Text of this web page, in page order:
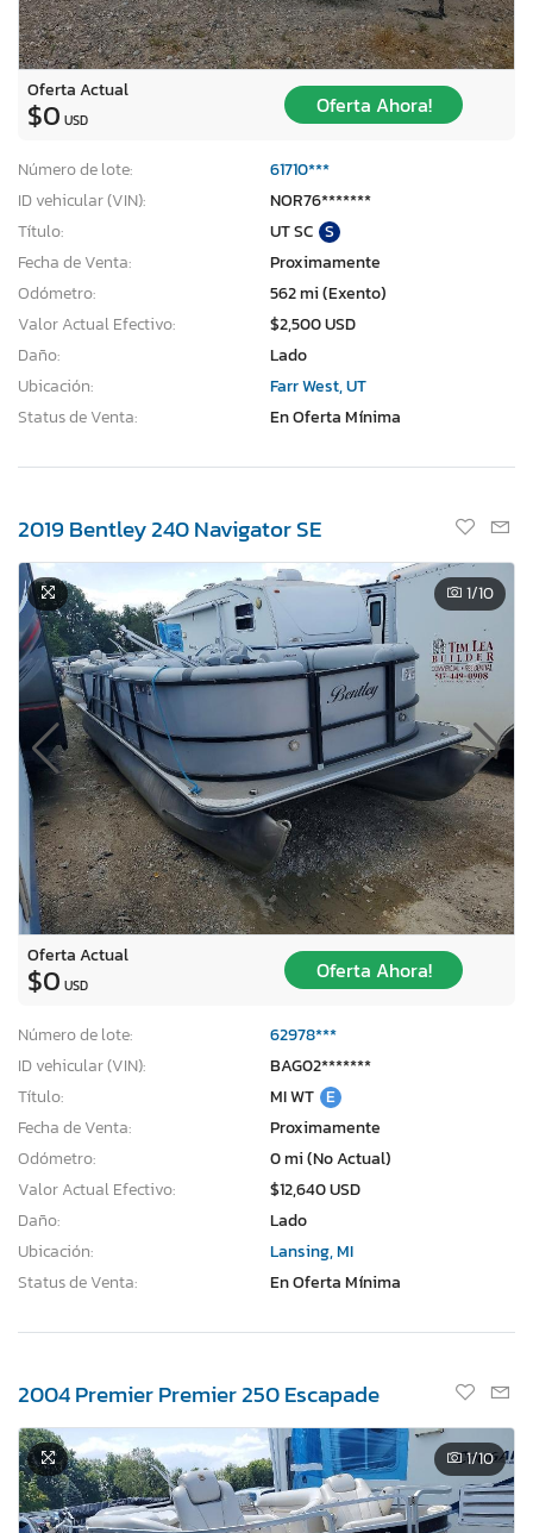
Oferta Actual
$0 USD
Oferta Ahora!
Número de lote:
61710***
ID vehicular (VIN):
NOR76*******
Título:
UT SC S
Fecha de Venta:
Proximamente
Odómetro:
562 mi (Exento)
Valor Actual Efectivo:
$2,500 USD
Daño:
Lado
Ubicación:
Farr West, UT
Status de Venta:
En Oferta Mínima
2019 Bentley 240 Navigator SE
1/10
Oferta Actual
$0 USD
Oferta Ahora!
Número de lote:
62978***
ID vehicular (VIN):
BAG02*******
Título:
MI WT E
Fecha de Venta:
Proximamente
Odómetro:
0 mi (No Actual)
Valor Actual Efectivo:
$12,640 USD
Daño:
Lado
Ubicación:
Lansing, MI
Status de Venta:
En Oferta Mínima
2004 Premier Premier 250 Escapade
1/10